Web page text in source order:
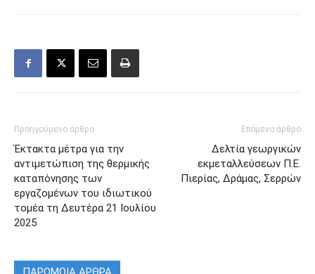
Προηγούμενο άρθρο
Έκτακτα μέτρα για την
αντιμετώπιση της θερμικής
καταπόνησης των
εργαζομένων του ιδιωτικού
τομέα τη Δευτέρα 21 Ιουλίου
2025
Επόμενο άρθρο
Δελτία γεωργικών
εκμεταλλεύσεων Π.Ε.
Πιερίας, Δράμας, Σερρών